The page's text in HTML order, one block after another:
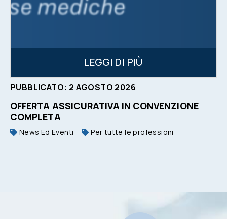
LEGGI DI PIÙ
PUBBLICATO: 2 AGOSTO 2026
OFFERTA ASSICURATIVA IN CONVENZIONE
COMPLETA
News Ed Eventi Per tutte le professioni